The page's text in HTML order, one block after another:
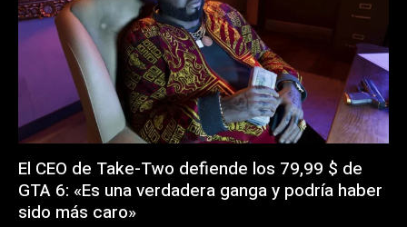
El CEO de Take-Two defiende los 79,99 $ de
GTA 6: «Es una verdadera ganga y podría haber
sido más caro»